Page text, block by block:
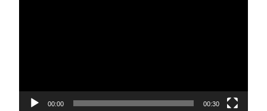
00:00 00:30